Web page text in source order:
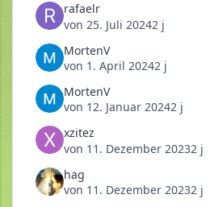
rafaelr
von 25. Juli 20242 j
MortenV
von 1. April 20242 j
MortenV
von 12. Januar 20242 j
xzitez
von 11. Dezember 20232 j
hag
von 11. Dezember 20232 j